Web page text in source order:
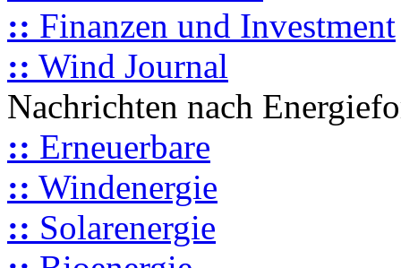
:: Finanzen und Investment
:: Wind Journal
Nachrichten nach
:: Erneuerbare
:: Windenergie
:: Solarenergie